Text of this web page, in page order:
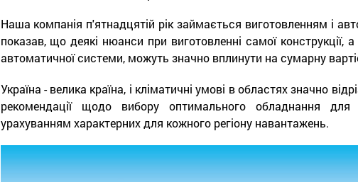
Наша компанія п'ятнадцятій рік займається виготовленням і
показав, що деякі нюанси при виготовленні самої конструкції,
автоматичної системи, можуть значно вплинути на сумарну
Україна - велика країна, і кліматичні умові в областях значно
рекомендації щодо вибору оптимального обладнання
урахуванням характерних для кожного регіону навантажень.